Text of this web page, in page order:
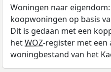
Woningen naar
koopwoningen op basis
Dit is gedaan met een
hetWOZ-register met een
woningbestand van het